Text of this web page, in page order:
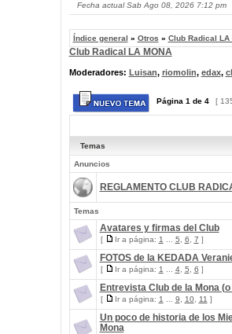
Fecha actual Sab Ago 08, 2026 7:12 pm
Índice general » Otros » Club Radical LA
Club Radical LA MONA
Moderadores: Luisan, riomolin, edax,
Página 1 de 4 [
Temas
Anuncios
REGLAMENTO CLUB
Temas
Avatares y firmas del Club
[ Ir a página: 1 5 6 7 ]
FOTOS de la KEDADA
[ Ir a página: 1 4, 5 6 ]
Entrevista Club de la Mona
[ Ir a página: 1 9 10, 11 ]
Un poco de historia de los
Mona